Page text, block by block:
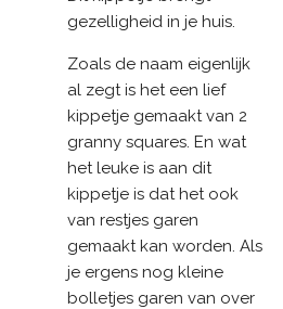
gezelligheid in je huis.
Zoals de naam eigenlijk
al zegt is het een lief
kippetje gemaakt van 2
granny squares. En wat
het leuke is aan dit
kippetje is dat het ook
van restjes garen
gemaakt kan worden. Als
je ergens nog kleine
bolletjes garen van over